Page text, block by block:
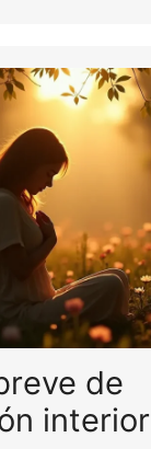
de
interior